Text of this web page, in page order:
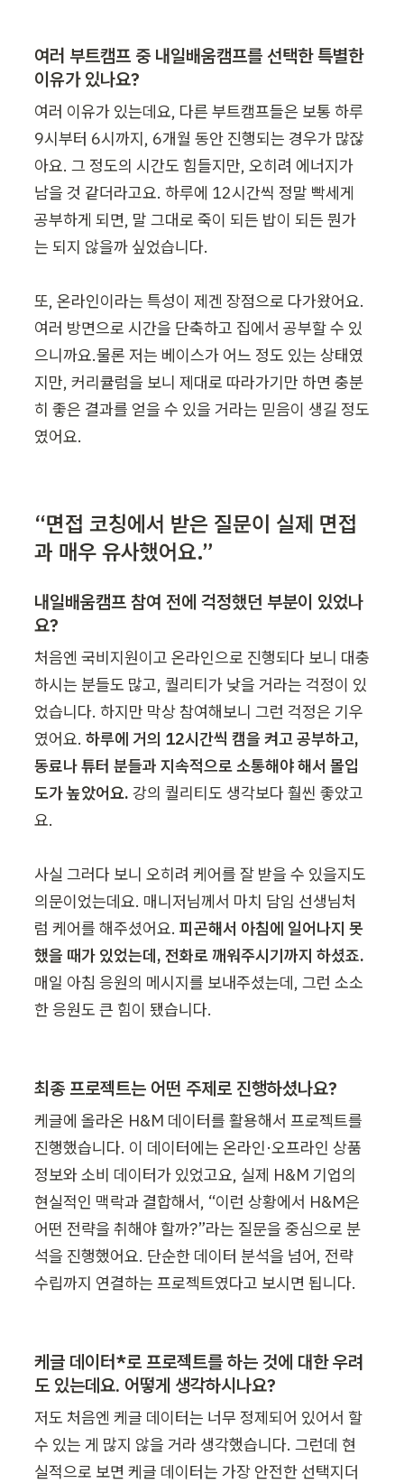
여러 부트캠프 중 내일배움캠프를 선택한 특별한
이유가 있나요?
여러 이유가 있는데요, 다른 부트캠프들은 보통 하루
9시부터 6시까지, 6개월 동안 진행되는 경우가 많잖
아요. 그 정도의 시간도 힘들지만, 오히려 에너지가
남을 것 같더라고요. 하루에 12시간씩 정말 빡세게
공부하게 되면, 말 그대로 죽이 되든 밥이 되든 뭔가
는 되지 않을까 싶었습니다.
또, 온라인이라는 특성이 제겐 장점으로 다가왔어요.
여러 방면으로 시간을 단축하고 집에서 공부할 수 있
으니까요.물론 저는 베이스가 어느 정도 있는 상태였
지만, 커리큘럼을 보니 제대로 따라가기만 하면 충분
히 좋은 결과를 얻을 수 있을 거라는 믿음이 생길 정도
였어요.
“면접 코칭에서 받은 질문이 실제 면접
과 매우 유사했어요.”
내일배움캠프 참여 전에 걱정했던 부분이 있었나
요?
처음엔 국비지원이고 온라인으로 진행되다 보니 대충
하시는 분들도 많고, 퀄리티가 낮을 거라는 걱정이 있
었습니다. 하지만 막상 참여해보니 그런 걱정은 기우
였어요. 하루에 거의 12시간씩 캠을 켜고 공부하고,
동료나 튜터 분들과 지속적으로 소통해야 해서 몰입
도가 높았어요. 강의 퀄리티도 생각보다 훨씬 좋았고
요.
사실 그러다 보니 오히려 케어를 잘 받을 수 있을지도
의문이었는데요. 매니저님께서 마치 담임 선생님처
럼 케어를 해주셨어요. 피곤해서 아침에 일어나지 못
했을 때가 있었는데, 전화로 깨워주시기까지 하셨죠.
매일 아침 응원의 메시지를 보내주셨는데, 그런 소소
한 응원도 큰 힘이 됐습니다.
최종 프로젝트는 어떤 주제로 진행하셨나요?
케글에 올라온 H&M 데이터를 활용해서 프로젝트를
진행했습니다. 이 데이터에는 온라인·오프라인 상품
정보와 소비 데이터가 있었고요, 실제 H&M 기업의
현실적인 맥락과 결합해서, “이런 상황에서 H&M은
어떤 전략을 취해야 할까?”라는 질문을 중심으로 분
석을 진행했어요. 단순한 데이터 분석을 넘어, 전략
수립까지 연결하는 프로젝트였다고 보시면 됩니다.
케글 데이터*로 프로젝트를 하는 것에 대한 우려
도 있는데요. 어떻게 생각하시나요?
저도 처음엔 케글 데이터는 너무 정제되어 있어서 할
수 있는 게 많지 않을 거라 생각했습니다. 그런데 현
실적으로 보면 케글 데이터는 가장 안전한 선택지더